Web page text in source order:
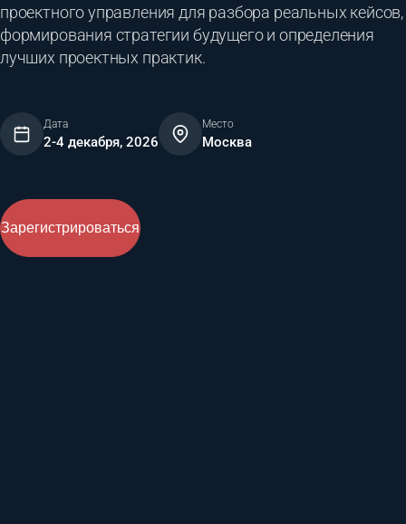
проектного управления для разбора реальных кейсов,
формирования стратегии будущего и определения
лучших проектных практик.
Дата
2-4 декабря, 2026
Место
Москва
Зарегистрироваться